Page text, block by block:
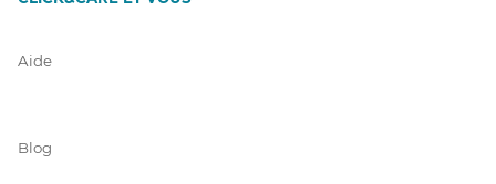
Aide
Blog